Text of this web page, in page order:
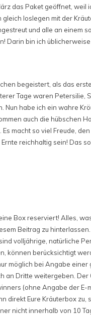
das Paket geöffnet, weil
loslegen mit der
und alle an einem
Darin bin ich üblicherweise
begeistert, als das
Tage waren Petersilie,
Nun habe ich ein wahre
auch die hübschen
macht so viel Freude,
reichhaltig sein! Das
Box reserviert! Alles,
Beitrag zu
volljährige, natürliche
können berücksichtigt
möglich bei Angabe
an Dritte weitergeben.
(ohne Angabe der
direkt Eure Kräuterbox zu,
nicht innerhalb von 10